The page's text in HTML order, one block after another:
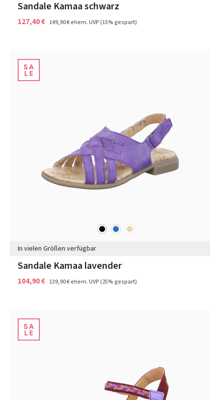
Sandale Kamaa schwarz
127,40 € 149,90 €ehem. UVP(15% gespart)
schwarz
blau beige
In vielen Größen verfügbar
Sandale Kamaa lavender
104,90 € 139,90 €ehem. UVP(25% gespart)